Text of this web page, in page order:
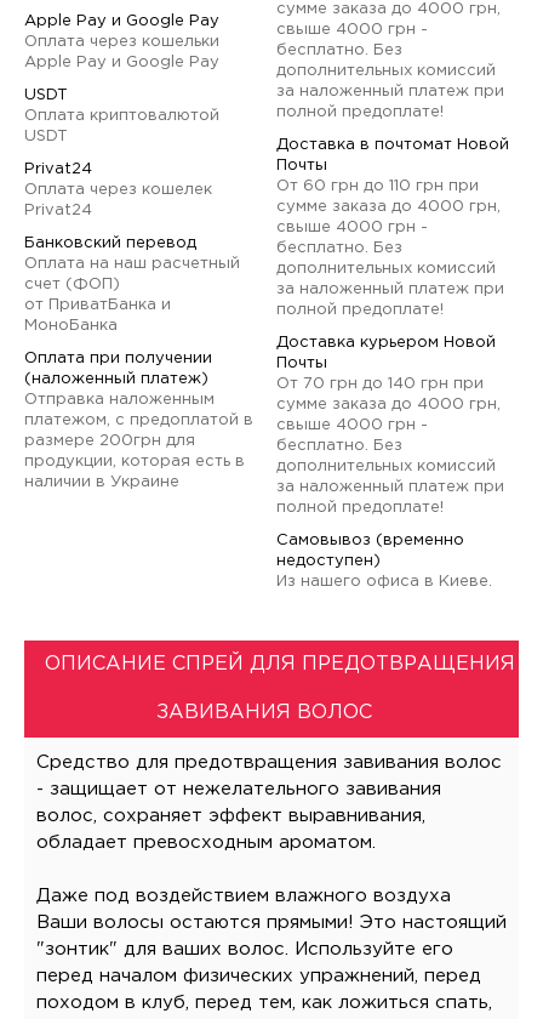
Apple Pay и Google Pay
Оплата через кошельки
Apple Pay и Google Pay
USDT
Оплата криптовалютой
USDT
Privat24
Оплата через кошелек
Privat24
Банковский перевод
Оплата на наш расчетный
счет (ФОП)
от ПриватБанка и
МоноБанка
Оплата при получении
(наложенный платеж)
Отправка наложенным
платежом, с предоплатой в
размере 200грн для
продукции, которая есть в
наличии в Украине
сумме заказа до 4000 грн,
свыше 4000 грн -
бесплатно. Без
дополнительных комиссий
за наложенный платеж при
полной предоплате!
Доставка в почтомат Новой
Почты
От 60 грн до 110 грн при
сумме заказа до 4000 грн,
свыше 4000 грн -
бесплатно. Без
дополнительных комиссий
за наложенный платеж при
полной предоплате!
Доставка курьером Новой
Почты
От 70 грн до 140 грн при
сумме заказа до 4000 грн,
свыше 4000 грн -
бесплатно. Без
дополнительных комиссий
за наложенный платеж при
полной предоплате!
Самовывоз (временно
недоступен)
Из нашего офиса в Киеве.
ОПИСАНИЕ СПРЕЙ ДЛЯ ПРЕДОТВРАЩЕНИЯ
ЗАВИВАНИЯ ВОЛОС
Средство для предотвращения завивания волос
- защищает от нежелательного завивания
волос, сохраняет эффект выравнивания,
обладает превосходным ароматом.
Даже под воздействием влажного воздуха
Ваши волосы остаются прямыми! Это настоящий
"зонтик" для ваших волос. Используйте его
перед началом физических упражнений, перед
походом в клуб, перед тем, как ложиться спать,